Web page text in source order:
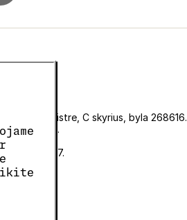
registre, C skyrius, byla 268616.